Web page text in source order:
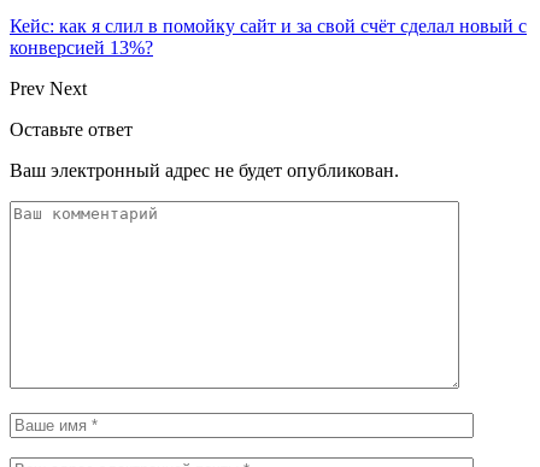
Кейс: как я слил в помойку сайт и за свой счёт сделал новый с
конверсией 13%?
Prev Next
Оставьте ответ
Ваш электронный адрес не будет опубликован.